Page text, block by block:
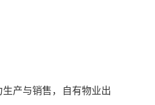
产与销售，自有物业出